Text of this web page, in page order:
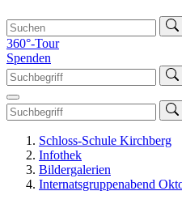
360°-Tour
Spenden
Schloss-Schule Kirchberg
Infothek
Bildergalerien
Internatsgruppenabend